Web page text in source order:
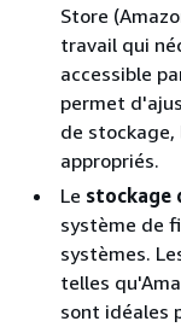
Store
travail qui
accessible
permet
de
appropriés.
Le stockage
système de
systèmes.
telles
sont idéales